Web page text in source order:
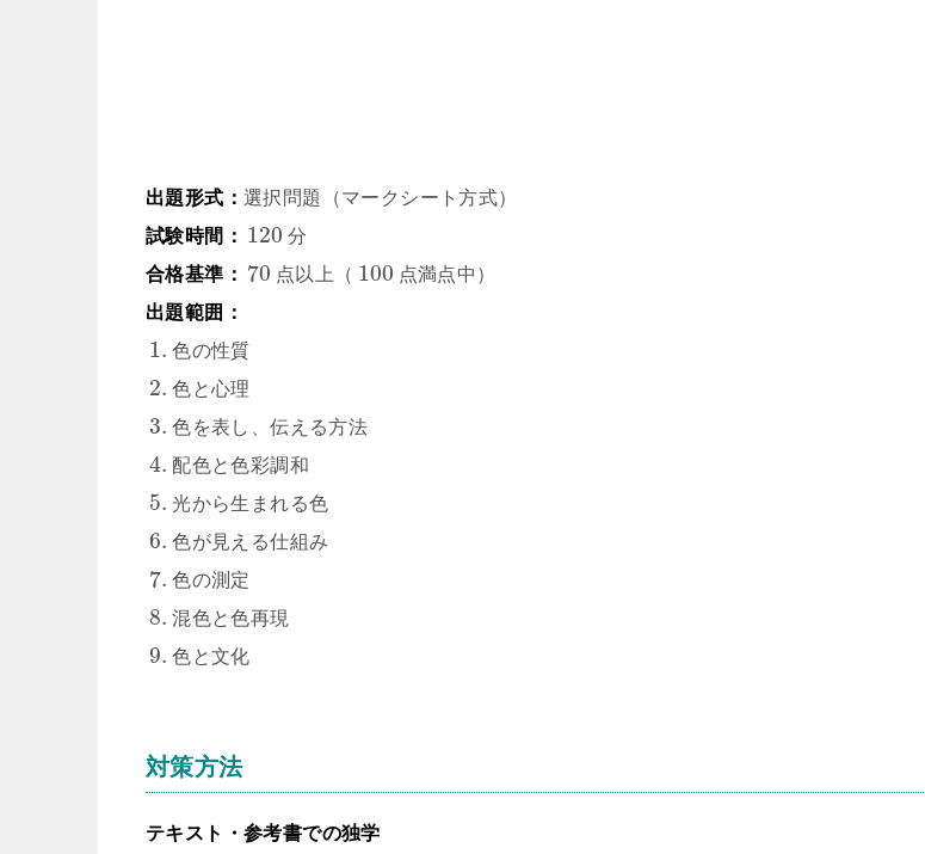
出題形式： 選択問題（マークシート方式）
試験時間： 120 分
合格基準： 70 点以上（ 100 点満点中）
出題範囲：
1. 色の性質
2. 色と心理
3. 色を表し、伝える方法
4. 配色と色彩調和
5. 光から生まれる色
6. 色が見える仕組み
7. 色の測定
8. 混色と色再現
9. 色と文化
対策方法
テキスト・参考書での独学